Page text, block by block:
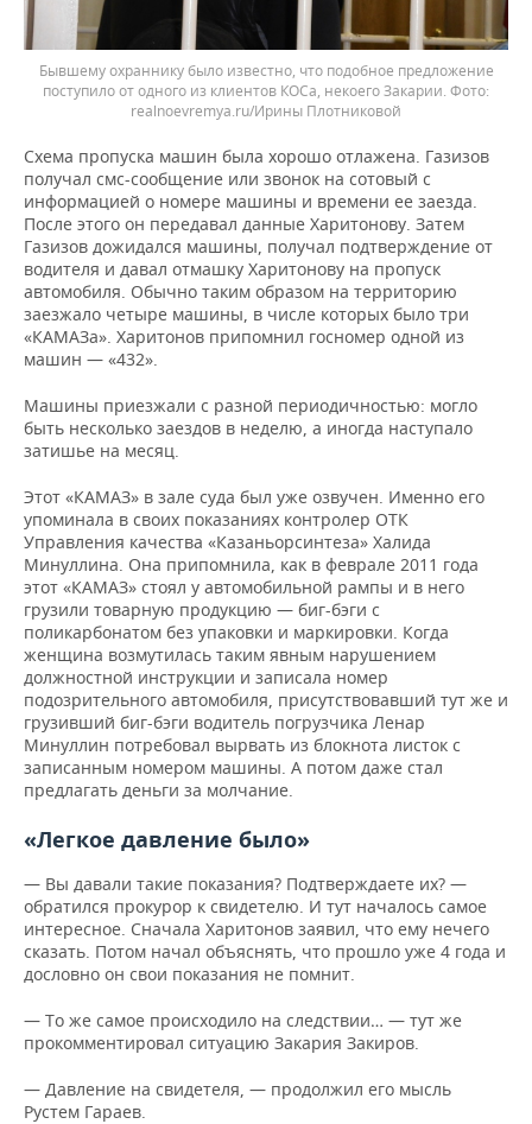
Бывшему охраннику было известно, что подобное предложение
поступило от одного из клиентов КОСа, некоего Закарии.
realnoevremya.ru/Ирины Плотниковой
Схема пропуска машин была хорошо отлажена. Газизов
получал смс-сообщение или звонок на сотовый с
информацией о номере машины и времени ее заезда.
После этого он передавал данные Харитонову. Затем
Газизов дожидался машины, получал подтверждение от
водителя и давал отмашку Харитонову на пропуск
автомобиля. Обычно таким образом на территорию
заезжало четыре машины, в числе которых было три
«КАМАЗа». Харитонов припомнил госномер одной из
машин — «432».
Машины приезжали с разной периодичностью: могло
быть несколько заездов в неделю, а иногда наступало
затишье на месяц.
Этот «КАМАЗ» в зале суда был уже озвучен. Именно его
упоминала в своих показаниях контролер ОТК
Управления качества «Казаньорсинтеза» Халида
Минуллина. Она припомнила, как в феврале 2011 года
этот «КАМАЗ» стоял у автомобильной рампы и в него
грузили товарную продукцию — биг-бэги с
поликарбонатом без упаковки и маркировки. Когда
женщина возмутилась таким явным нарушением
должностной инструкции и записала номер
подозрительного автомобиля, присутствовавший тут же и
грузивший биг-бэги водитель погрузчика Ленар
Минуллин потребовал вырвать из блокнота листок с
записанным номером машины. А потом даже стал
предлагать деньги за молчание.
«Легкое давление было»
— Вы давали такие показания? Подтверждаете их? —
обратился прокурор к свидетелю. И тут началось самое
интересное. Сначала Харитонов заявил, что ему нечего
сказать. Потом начал объяснять, что прошло уже 4 года и
дословно он свои показания не помнит.
— То же самое происходило на следствии… — тут же
прокомментировал ситуацию Закария Закиров.
— Давление на свидетеля, — продолжил его мысль
Рустем Гараев.